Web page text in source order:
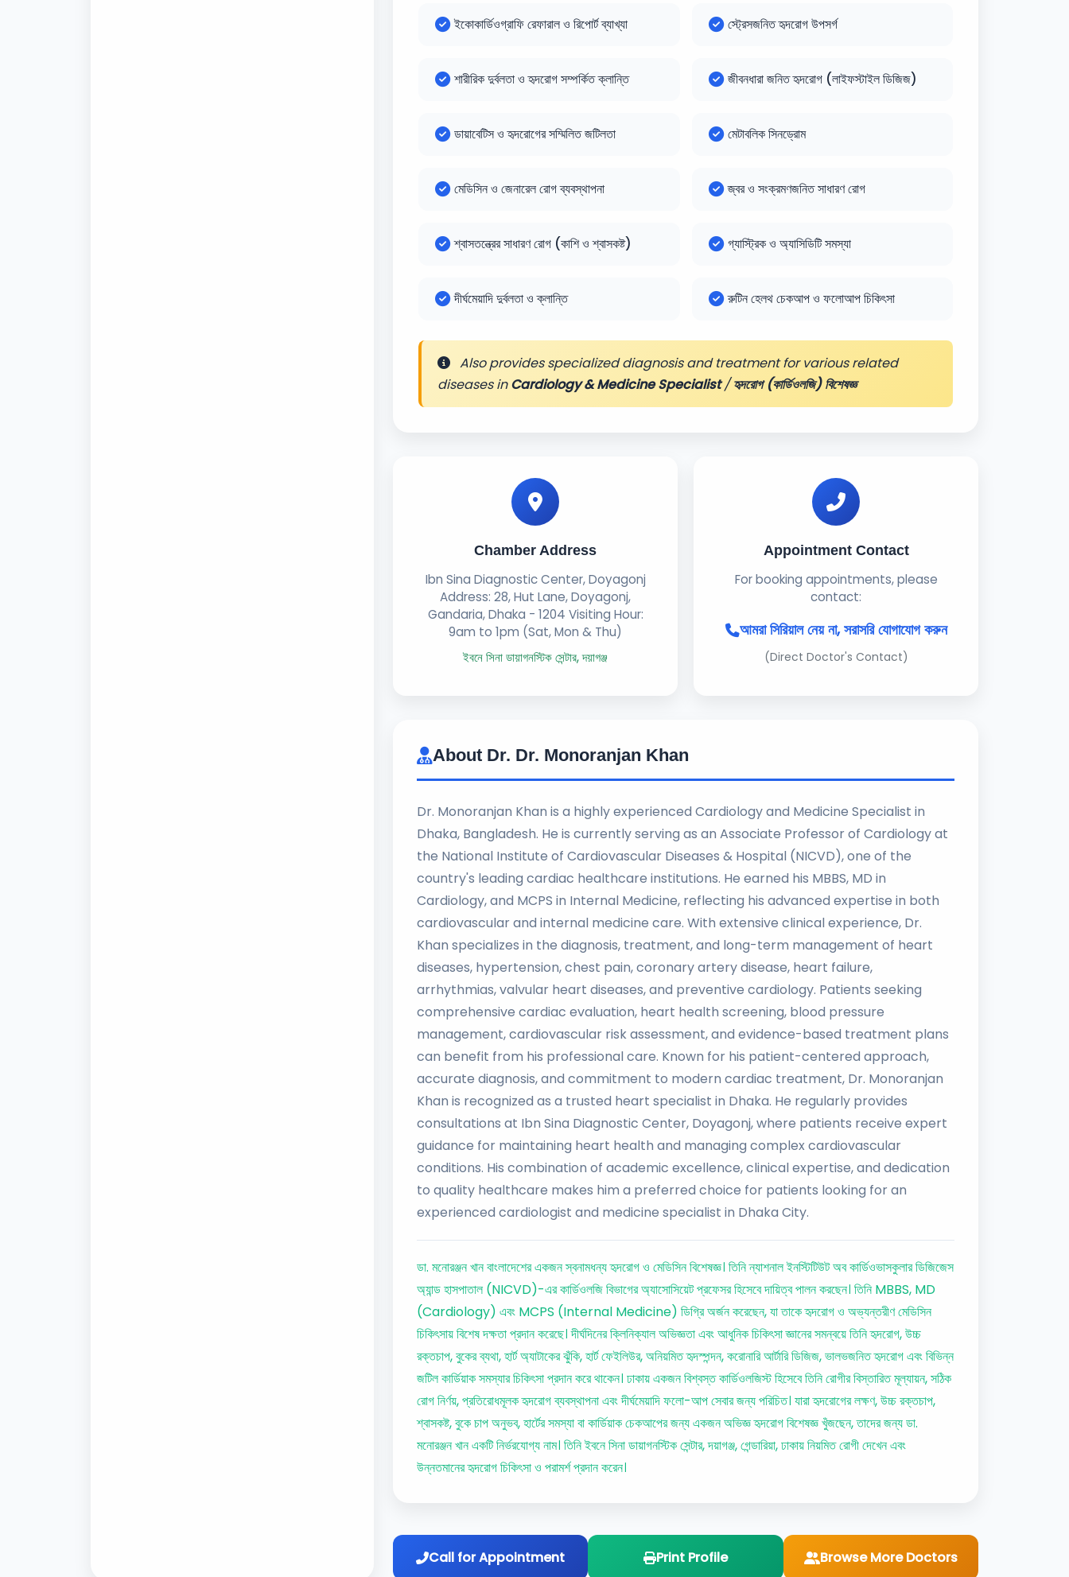
ইকোকার্ডিওগ্রাফি রেফারাল ও রিপোর্ট ব্যাখ্যা স্ট্রেসজনিত হৃদরোগ উপসর্গ
শারীরিক দুর্বলতা ও হৃদরোগ সম্পর্কিত ক্লান্তি জীবনধারা জনিত হৃদরোগ (লাইফস্টাইল ডিজিজ)
ডায়াবেটিস ও হৃদরোগের সম্মিলিত জটিলতা মেটাবলিক সিনড্রোম
মেডিসিন ও জেনারেল রোগ ব্যবস্থাপনা জ্বর ও সংক্রমণজনিত সাধারণ রোগ
শ্বাসতন্ত্রের সাধারণ রোগ (কাশি ও শ্বাসকষ্ট) গ্যাস্ট্রিক ও অ্যাসিডিটি সমস্যা
দীর্ঘমেয়াদি দুর্বলতা ও ক্লান্তি রুটিন হেলথ চেকআপ ও ফলোআপ চিকিৎসা
Also provides specialized diagnosis and treatment for various related
diseases inCardiology & Medicine Specialist/হৃদরোগ (কার্ডিওলজি) বিশেষজ্ঞ
Chamber Address
Ibn Sina Diagnostic Center, Doyagonj
Address: 28, Hut Lane, Doyagonj,
Gandaria, Dhaka - 1204 Visiting Hour:
9am to 1pm (Sat, Mon & Thu)
ইবনে সিনা ডায়াগনস্টিক সেন্টার, দয়াগঞ্জ
Appointment Contact
For booking appointments, please
contact:
আমরা সিরিয়াল নেয় না, সরাসরি যোগাযোগ করুন
(Direct Doctor's Contact)
About Dr. Dr. Monoranjan Khan
Dr. Monoranjan Khan is a highly experienced Cardiology and Medicine Specialist in
Dhaka, Bangladesh. He is currently serving as an Associate Professor of Cardiology at
the National Institute of Cardiovascular Diseases & Hospital (NICVD), one of the
country's leading cardiac healthcare institutions. He earned his MBBS, MD in
Cardiology, and MCPS in Internal Medicine, reflecting his advanced expertise in both
cardiovascular and internal medicine care. With extensive clinical experience, Dr.
Khan specializes in the diagnosis, treatment, and long-term management of heart
diseases, hypertension, chest pain, coronary artery disease, heart failure,
arrhythmias, valvular heart diseases, and preventive cardiology. Patients seeking
comprehensive cardiac evaluation, heart health screening, blood pressure
management, cardiovascular risk assessment, and evidence-based treatment plans
can benefit from his professional care. Known for his patient-centered approach,
accurate diagnosis, and commitment to modern cardiac treatment, Dr. Monoranjan
Khan is recognized as a trusted heart specialist in Dhaka. He regularly provides
consultations at Ibn Sina Diagnostic Center, Doyagonj, where patients receive expert
guidance for maintaining heart health and managing complex cardiovascular
conditions. His combination of academic excellence, clinical expertise, and dedication
to quality healthcare makes him a preferred choice for patients looking for an
experienced cardiologist and medicine specialist in Dhaka City.
ডা. মনোরঞ্জন খান বাংলাদেশের একজন স্বনামধন্য হৃদরোগ ও মেডিসিন বিশেষজ্ঞ। তিনি ন্যাশনাল ইনস্টিটিউট অব কার্ডিওভাসকুলার ডিজিজেস
অ্যান্ড হাসপাতাল (NICVD)-এর কার্ডিওলজি বিভাগের অ্যাসোসিয়েট প্রফেসর হিসেবে দায়িত্ব পালন করছেন। তিনি MBBS, MD
(Cardiology) এবং MCPS (Internal Medicine) ডিগ্রি অর্জন করেছেন, যা তাকে হৃদরোগ ও অভ্যন্তরীণ মেডিসিন
চিকিৎসায় বিশেষ দক্ষতা প্রদান করেছে। দীর্ঘদিনের ক্লিনিক্যাল অভিজ্ঞতা এবং আধুনিক চিকিৎসা জ্ঞানের সমন্বয়ে তিনি হৃদরোগ, উচ্চ
রক্তচাপ, বুকের ব্যথা, হার্ট অ্যাটাকের ঝুঁকি, হার্ট ফেইলিউর, অনিয়মিত হৃদস্পন্দন, করোনারি আর্টারি ডিজিজ, ভালভজনিত হৃদরোগ এবং বিভিন্ন
জটিল কার্ডিয়াক সমস্যার চিকিৎসা প্রদান করে থাকেন। ঢাকায় একজন বিশ্বস্ত কার্ডিওলজিস্ট হিসেবে তিনি রোগীর বিস্তারিত মূল্যায়ন, সঠিক
রোগ নির্ণয়, প্রতিরোধমূলক হৃদরোগ ব্যবস্থাপনা এবং দীর্ঘমেয়াদি ফলো-আপ সেবার জন্য পরিচিত। যারা হৃদরোগের লক্ষণ, উচ্চ রক্তচাপ,
শ্বাসকষ্ট, বুকে চাপ অনুভব, হার্টের সমস্যা বা কার্ডিয়াক চেকআপের জন্য একজন অভিজ্ঞ হৃদরোগ বিশেষজ্ঞ খুঁজছেন, তাদের জন্য ডা.
মনোরঞ্জন খান একটি নির্ভরযোগ্য নাম। তিনি ইবনে সিনা ডায়াগনস্টিক সেন্টার, দয়াগঞ্জ, গেন্ডারিয়া, ঢাকায় নিয়মিত রোগী দেখেন এবং
উন্নতমানের হৃদরোগ চিকিৎসা ও পরামর্শ প্রদান করেন।
Call for Appointment Print Profile Browse More Doctors